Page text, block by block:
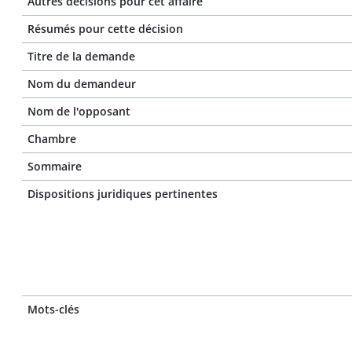
Résumés pour cette décision
Titre de la demande
Nom du demandeur
Nom de l'opposant
Chambre
Sommaire
Dispositions juridiques pertinentes
Mots-clés